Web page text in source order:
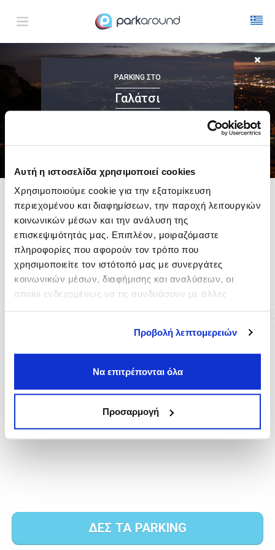
Αυτή η ιστοσελίδα χρησιμοποιεί cookies
Χρησιμοποιούμε cookie για την εξατομίκευση
περιεχομένου και διαφημίσεων, την παροχή λειτουργιών
κοινωνικών μέσων και την ανάλυση της
επισκεψιμότητάς μας. Επιπλέον, μοιραζόμαστε
πληροφορίες που αφορούν τον τρόπο που
χρησιμοποιείτε τον ιστότοπό μας με συνεργάτες
κοινωνικών μέσων, διαφήμισης και αναλύσεων, οι
οποίοι ενδεχομένως να τις συνδυάσουν με άλλες
Προβολή λεπτομερειών
Να επιτρέπονται όλα
Προσαρμογή
PARKING ΣΤΟ
Γαλάτσι
Δες τώρα τα parking στο χάρτη και σύγκρινετιμή
καιαπόσταση
ΔΕΣ ΤΑ PARKING
ΑΦΙΞΗ Δευ 10 Αυγ 03:30 ΔΙΑΡΚΕΙΑ ΩΡΑ